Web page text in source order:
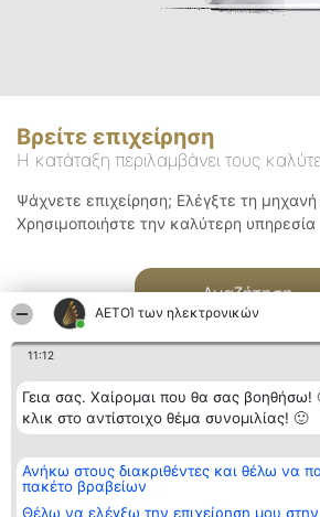
ΑΕΤΟΊ των ηλεκτρονικών
11:12
Γεια σας. Χαίρομαι που θα σας βοηθήσω!
κλικ στο αντίστοιχο θέμα συνομιλίας! 🙂
Ανήκω στους διακριθέντες και θέλω να
πακέτο βραβείων
Θέλω να ελέγξω την επιχείρηση μου
Βρείτε επιχείρηση
Η κατάταξη περιλαμβάνει τους
Ψάχνετε επιχείρηση; Ελέγξτε τη
Χρησιμοποιήστε την καλύτερη υπηρεσία
Αναζήτηση
Διοργανωτής της
κατάταξης
BEAUTIFUL COMPANY
Κατάταξη
Διακριθέντες
των